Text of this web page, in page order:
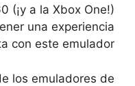
(¡y a la Xbox One!)
tener una experiencia
con este emulador.
de los emuladores de